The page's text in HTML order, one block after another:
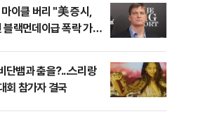
이클 버리 "美 증시,
랙먼데이급 폭락 가능
단뱀과 춤을?...스리랑
회 참가자 결국